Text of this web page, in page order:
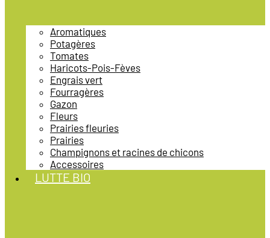
Aromatiques
Potagères
Tomates
Haricots-Pois-Fèves
Engrais vert
Fourragères
Gazon
Fleurs
Prairies fleuries
Prairies
Champignons et racines de chicons
Accessoires
LUTTE BIO